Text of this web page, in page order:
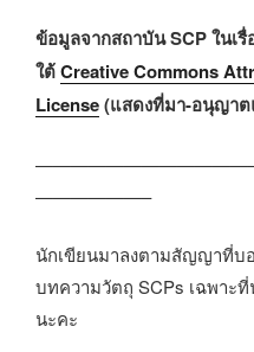
ข้อมูลจากสถาบัน SCP ในเ
ใต้Creative Commons
License(แสดงที่มา-อนุญา
——————–
นักเขียนมาลงตามสัญญาที่บ
บทความวัตถุ SCPs เฉพาะ
นะคะ